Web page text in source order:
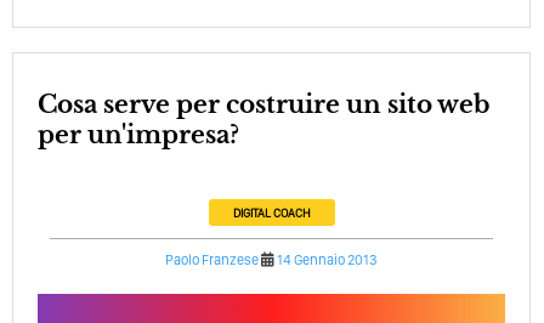
Cosa serve per costruire un sito web
per un'impresa?
DIGITAL COACH
Paolo Franzese 14 Gennaio 2013